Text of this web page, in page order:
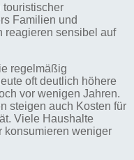
touristischer
Familien und
reagieren sensibel auf
regelmäßig
oft deutlich höhere
vor wenigen Jahren.
steigen auch Kosten für
Viele Haushalte
konsumieren weniger